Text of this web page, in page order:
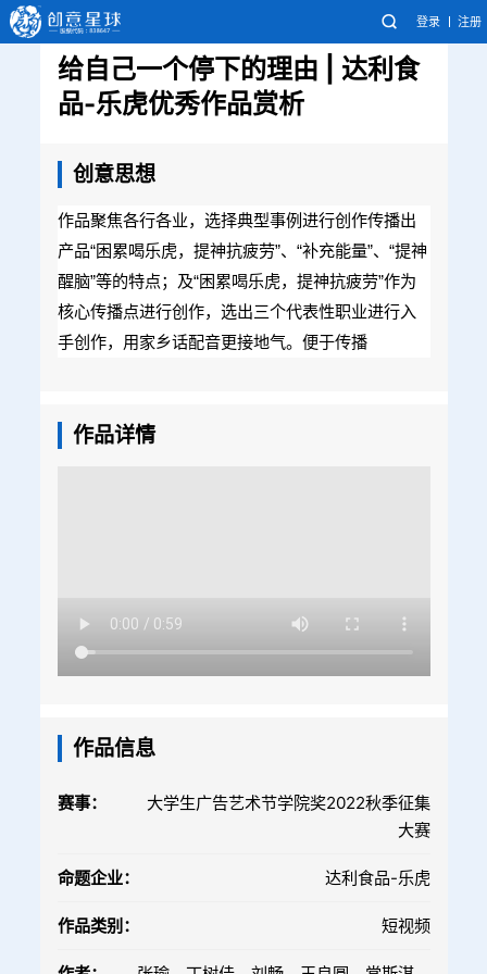
登录 注册
给自己一个停下的理由 | 达利食
品-乐虎优秀作品赏析
创意思想
作品聚焦各行各业，选择典型事例进行创作传播出
产品“困累喝乐虎，提神抗疲劳”、“补充能量”、“提神
醒脑”等的特点；及“困累喝乐虎，提神抗疲劳”作为
核心传播点进行创作，选出三个代表性职业进行入
手创作，用家乡话配音更接地气。便于传播
作品详情
作品信息
赛事：
大学生广告艺术节学院奖2022秋季征集
大赛
命题企业： 达利食品-乐虎
作品类别： 短视频